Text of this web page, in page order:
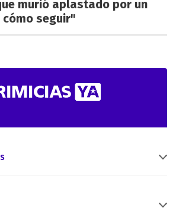
murió aplastado por un
seguir"